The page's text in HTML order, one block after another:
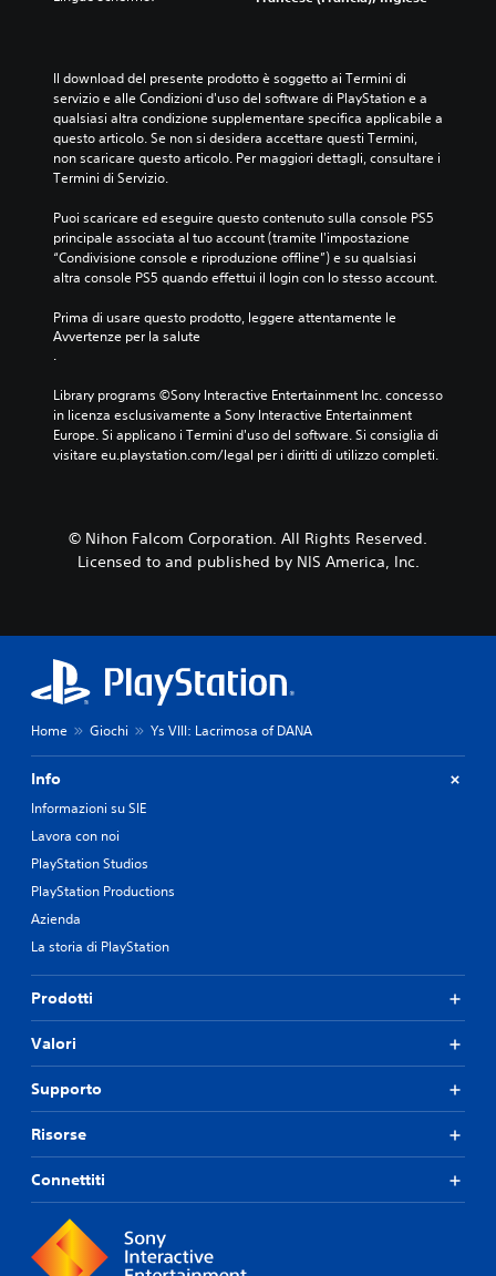
Il download del presente prodotto è soggetto ai Termini di
servizio e alle Condizioni d'uso del software di PlayStation e a
qualsiasi altra condizione supplementare specifica applicabile a
questo articolo. Se non si desidera accettare questi Termini,
non scaricare questo articolo. Per maggiori dettagli, consultare i
Termini di Servizio.
Puoi scaricare ed eseguire questo contenuto sulla console PS5
principale associata al tuo account (tramite l'impostazione
“Condivisione console e riproduzione offline”) e su qualsiasi
altra console PS5 quando effettui il login con lo stesso account.
Prima di usare questo prodotto, leggere attentamente le
Avvertenze per la salute
.
Library programs ©Sony Interactive Entertainment Inc. concesso
in licenza esclusivamente a Sony Interactive Entertainment
Europe. Si applicano i Termini d'uso del software. Si consiglia di
visitare eu.playstation.com/legal per i diritti di utilizzo completi.
© Nihon Falcom Corporation. All Rights Reserved.
Licensed to and published by NIS America, Inc.
Home Giochi Ys VIII: Lacrimosa of DANA
Info
Informazioni su SIE
Lavora con noi
PlayStation Studios
PlayStation Productions
Azienda
La storia di PlayStation
Prodotti
Valori
Supporto
Risorse
Connettiti